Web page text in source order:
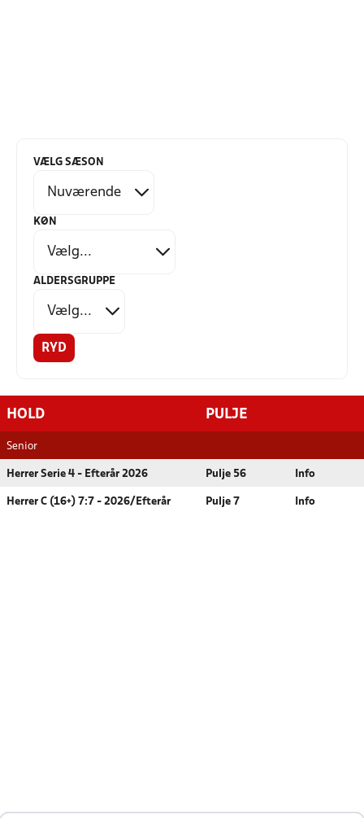
VÆLG SÆSON
KØN
ALDERSGRUPPE
RYD
HOLD PULJE
Senior
Herrer Serie 4 - Efterår 2026 Pulje 56 Info
Herrer C (16+) 7:7 - 2026/Efterår Pulje 7 Info